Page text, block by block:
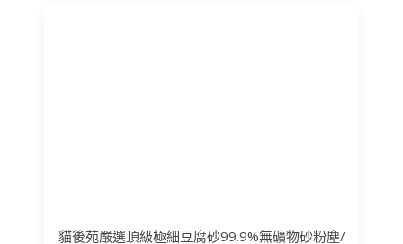
貓後苑嚴選頂級極細豆腐砂99.9%無礦物砂粉塵/